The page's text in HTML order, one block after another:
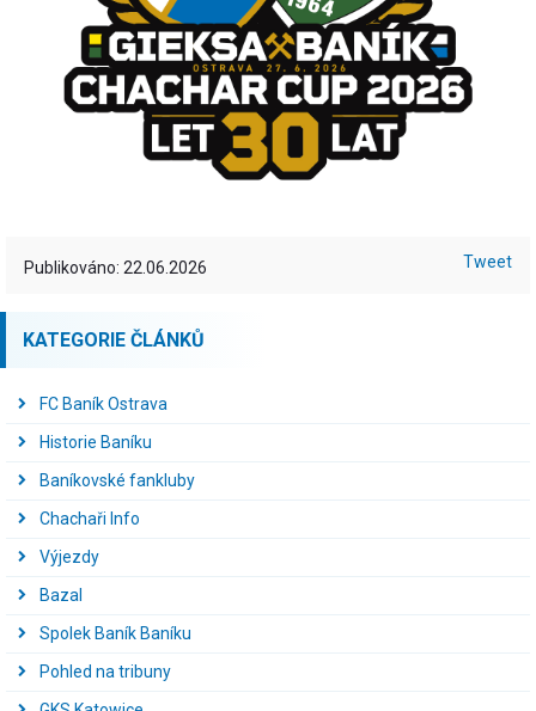
Publikováno: 22.06.2026 Tweet
KATEGORIE ČLÁNKŮ
FC Baník Ostrava
Historie Baníku
Baníkovské fankluby
Chachaři Info
Výjezdy
Bazal
Spolek Baník Baníku
Pohled na tribuny